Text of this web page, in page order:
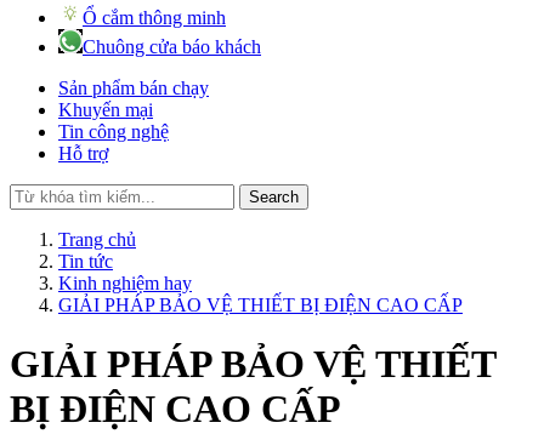
Ổ cắm thông minh
Chuông cửa báo khách
Sản phẩm bán chạy
Khuyến mại
Tin công nghệ
Hỗ trợ
Search
Trang chủ
Tin tức
Kinh nghiệm hay
GIẢI PHÁP BẢO VỆ THIẾT BỊ ĐIỆN CAO CẤP
GIẢI PHÁP BẢO VỆ THIẾT
BỊ ĐIỆN CAO CẤP